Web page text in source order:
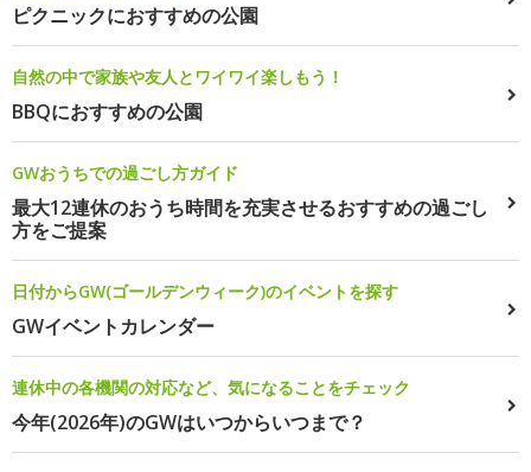
ピクニックにおすすめの公園
自然の中で家族や友人とワイワイ楽しもう！
BBQにおすすめの公園
GWおうちでの過ごし方ガイド
最大12連休のおうち時間を充実させるおすすめの過ごし
方をご提案
日付からGW(ゴールデンウィーク)のイベントを探す
GWイベントカレンダー
連休中の各機関の対応など、気になることをチェック
今年(2026年)のGWはいつからいつまで？